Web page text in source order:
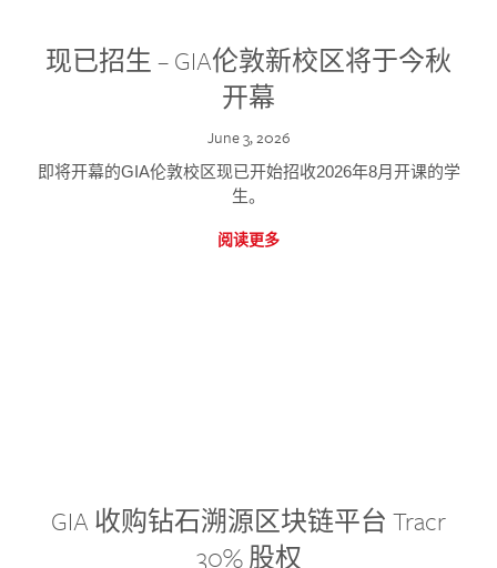
现已招生 – GIA伦敦新校区将于今秋
开幕
June 3, 2026
即将开幕的GIA伦敦校区现已开始招收2026年8月开课的学
生。
阅读更多
GIA 收购钻石溯源区块链平台 Tracr
30% 股权